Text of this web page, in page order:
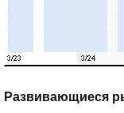
Развивающиеся